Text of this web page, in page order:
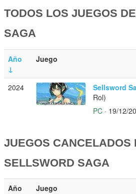
TODOS LOS JUEGOS
SAGA
Año
↓
Juego
2024 Sellsword
Rol)
PC · 19/12/
JUEGOS CANCELADOS
SELLSWORD SAGA
Año Juego